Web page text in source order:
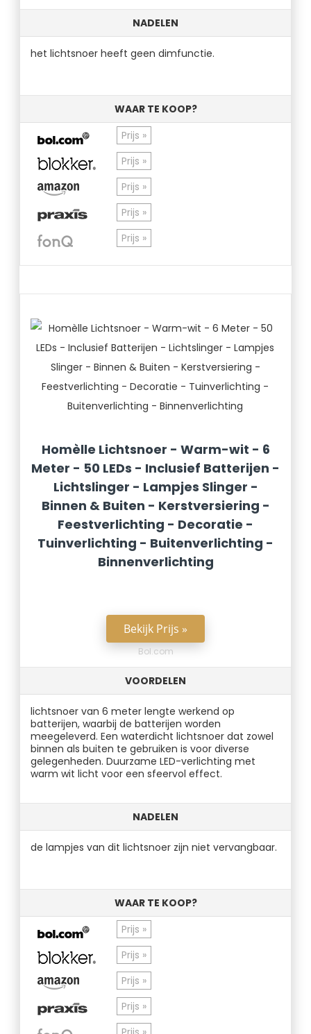
NADELEN
het lichtsnoer heeft geen dimfunctie.
WAAR TE KOOP?
Prijs »
Prijs »
Prijs »
Prijs »
Prijs »
Homèlle Lichtsnoer - Warm-wit - 6
Meter - 50 LEDs - Inclusief Batterijen -
Lichtslinger - Lampjes Slinger -
Binnen & Buiten - Kerstversiering -
Feestverlichting - Decoratie -
Tuinverlichting - Buitenverlichting -
Binnenverlichting
Bekijk Prijs »
Bol.com
VOORDELEN
lichtsnoer van 6 meter lengte werkend op
batterijen, waarbij de batterijen worden
meegeleverd. Een waterdicht lichtsnoer dat zowel
binnen als buiten te gebruiken is voor diverse
gelegenheden. Duurzame LED-verlichting met
warm wit licht voor een sfeervol effect.
NADELEN
de lampjes van dit lichtsnoer zijn niet vervangbaar.
WAAR TE KOOP?
Prijs »
Prijs »
Prijs »
Prijs »